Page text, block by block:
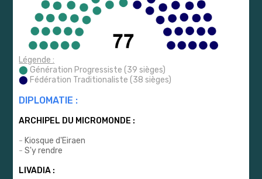
Légende :
⬤ Génération Progressiste (39 sièges)
⬤ Fédération Traditionaliste (38 sièges)
DIPLOMATIE :
ARCHIPEL DU MICROMONDE :
- Kiosque d'Eiraen
-S'y rendre
LIVADIA :